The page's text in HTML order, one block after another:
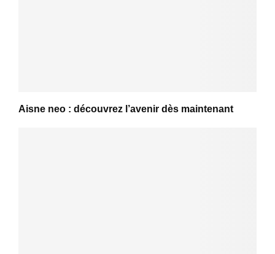
Aisne neo : découvrez l’avenir dès maintenant